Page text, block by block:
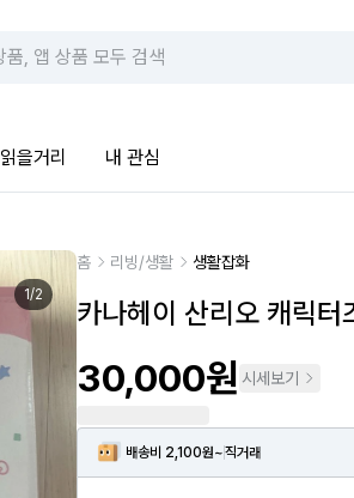
읽을거리 내 관심
1/2
홈 리빙/생활 생활잡화
카나헤이 산리오 캐릭터
30,000원 시세보기
배송비 2,100원~직거래